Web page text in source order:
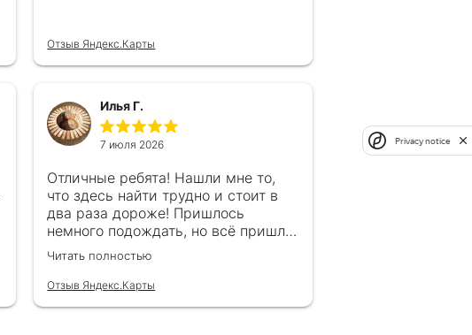
Отзыв Яндекс.Карты
Илья Г.
7 июля 2026
Отличные ребята! Нашли мне то,
что здесь найти трудно и стоит в
два раза дороже! Пришлось
немного подождать, но всё пришло
в срок, без обмана. Продавец
всегда на связи! Буду ещё
обращаться! 👍
Читать полностью
Отзыв Яндекс.Карты
Privacy notice